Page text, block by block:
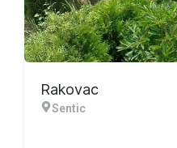
Rakovac
Sentic